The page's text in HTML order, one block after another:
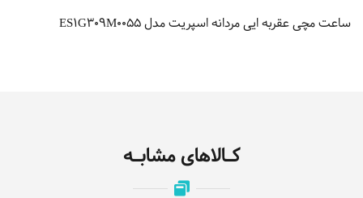
ساعت مچی عقربه ایی مردانه اسپریت مدل ES1G309M0055
کـالاهای مشابـه